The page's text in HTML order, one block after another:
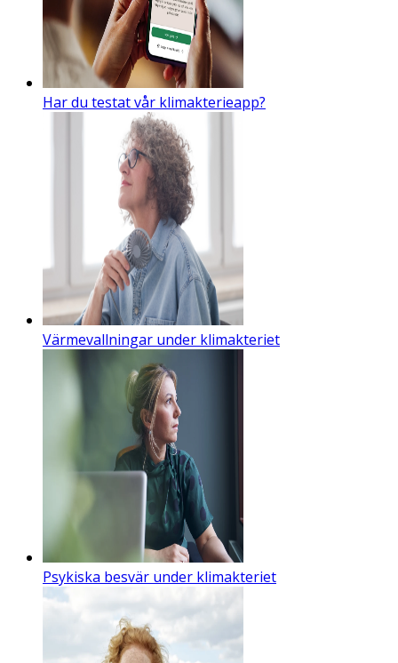
Har du testat vår klimakterieapp?
Värmevallningar under klimakteriet
Psykiska besvär under klimakteriet